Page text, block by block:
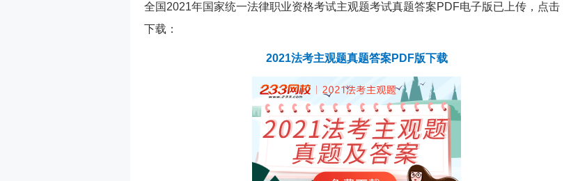
全国2021年国家统一法律职业资格考试主观题考试真题答案PDF电子版已上传，点击
下载：
2021法考主观题真题答案PDF版下载